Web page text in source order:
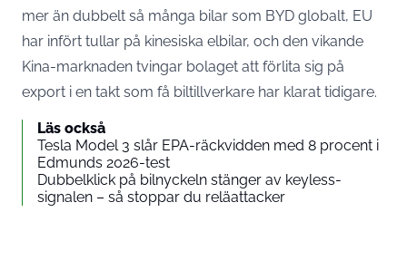
mer än dubbelt så många bilar som BYD globalt, EU
har infört tullar på kinesiska elbilar, och den vikande
Kina-marknaden tvingar bolaget att förlita sig på
export i en takt som få biltillverkare har klarat tidigare.
Läs också
Tesla Model 3 slår EPA-räckvidden med 8 procent i
Edmunds 2026-test
Dubbelklick på bilnyckeln stänger av keyless-
signalen – så stoppar du reläattacker